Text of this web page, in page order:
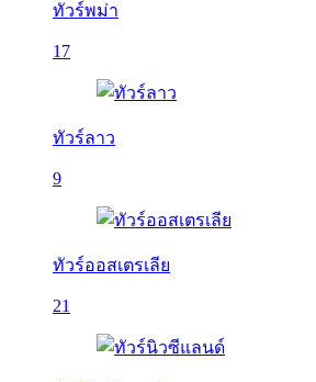
ทัวร์พม่า
17
ทัวร์ลาว
9
ทัวร์ออสเตรเลีย
21